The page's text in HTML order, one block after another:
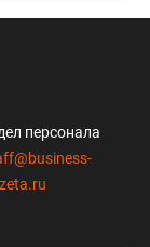
персонала